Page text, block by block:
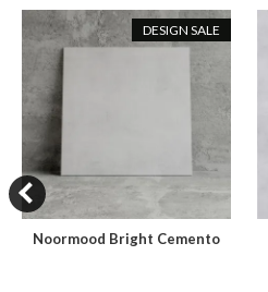
DESIGN SALE
Noormood Bright Cemento